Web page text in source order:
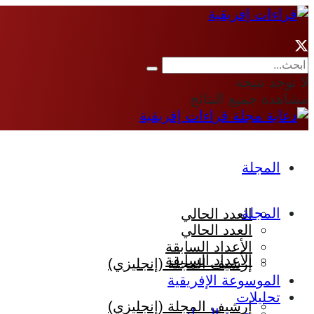
لا توجد نتيجة
مشاهدة جميع النتائج
المجلة
العدد الحالي
الأعداد السابقة
إرشيف المجلة (إنجليزي)
المجلة
العدد الحالي
الأعداد السابقة
إرشيف المجلة (إنجليزي)
الموسوعة الإفريقية
تحليلات